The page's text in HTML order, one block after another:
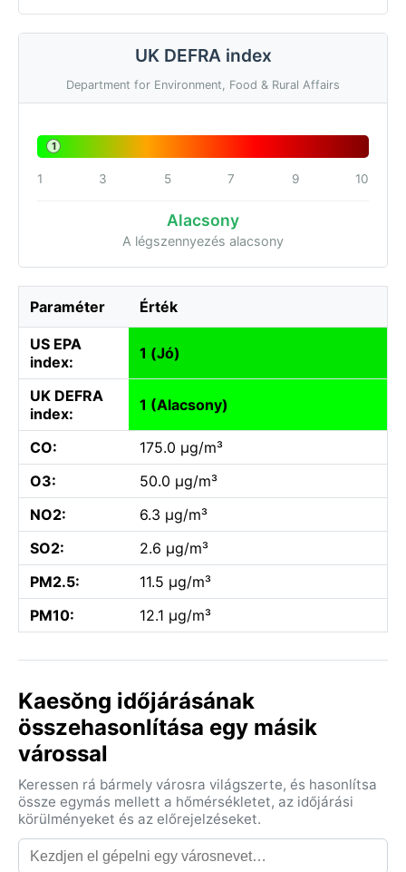
UK DEFRA index
Department for Environment, Food & Rural Affairs
1
1 3 5 7 9 10
Alacsony
A légszennyezés alacsony
Paraméter Érték
US EPA
index:
1 (Jó)
UK DEFRA
index:
1 (Alacsony)
CO:
175.0 µg/m³
O3:
50.0 µg/m³
NO2:
6.3 µg/m³
SO2:
2.6 µg/m³
PM2.5:
11.5 µg/m³
PM10:
12.1 µg/m³
Kaesŏng időjárásának
összehasonlítása egy másik
várossal
Keressen rá bármely városra világszerte, és hasonlítsa
össze egymás mellett a hőmérsékletet, az időjárási
körülményeket és az előrejelzéseket.